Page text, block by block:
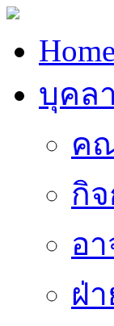
Home
บุคล
ค
กิ
อ
ฝ่